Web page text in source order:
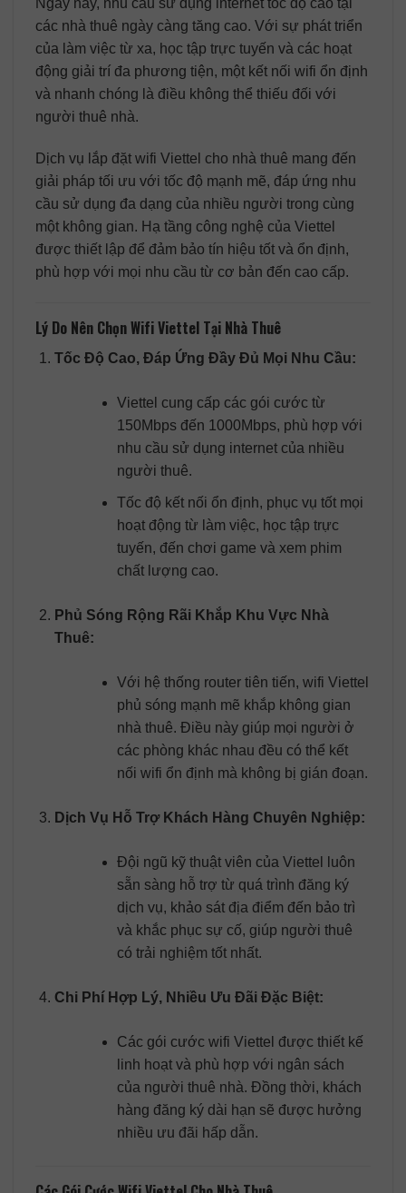
Ngày nay, nhu cầu sử dụng internet tốc độ cao tại
các nhà thuê ngày càng tăng cao. Với sự phát triển
của làm việc từ xa, học tập trực tuyến và các hoạt
động giải trí đa phương tiện, một kết nối wifi ổn định
và nhanh chóng là điều không thể thiếu đối với
người thuê nhà.
Dịch vụ lắp đặt wifi Viettel cho nhà thuê mang đến
giải pháp tối ưu với tốc độ mạnh mẽ, đáp ứng nhu
cầu sử dụng đa dạng của nhiều người trong cùng
một không gian. Hạ tầng công nghệ của Viettel
được thiết lập để đảm bảo tín hiệu tốt và ổn định,
phù hợp với mọi nhu cầu từ cơ bản đến cao cấp.
Lý Do Nên Chọn Wifi Viettel Tại Nhà Thuê
Tốc Độ Cao, Đáp Ứng Đầy Đủ Mọi Nhu Cầu:
Viettel cung cấp các gói cước từ
150Mbps đến 1000Mbps, phù hợp với
nhu cầu sử dụng internet của nhiều
người thuê.
Tốc độ kết nối ổn định, phục vụ tốt mọi
hoạt động từ làm việc, học tập trực
tuyến, đến chơi game và xem phim
chất lượng cao.
Phủ Sóng Rộng Rãi Khắp Khu Vực Nhà
Thuê:
Với hệ thống router tiên tiến, wifi Viettel
phủ sóng mạnh mẽ khắp không gian
nhà thuê. Điều này giúp mọi người ở
các phòng khác nhau đều có thể kết
nối wifi ổn định mà không bị gián đoạn.
Dịch Vụ Hỗ Trợ Khách Hàng Chuyên Nghiệp:
Đội ngũ kỹ thuật viên của Viettel luôn
sẵn sàng hỗ trợ từ quá trình đăng ký
dịch vụ, khảo sát địa điểm đến bảo trì
và khắc phục sự cố, giúp người thuê
có trải nghiệm tốt nhất.
Chi Phí Hợp Lý, Nhiều Ưu Đãi Đặc Biệt:
Các gói cước wifi Viettel được thiết kế
linh hoạt và phù hợp với ngân sách
của người thuê nhà. Đồng thời, khách
hàng đăng ký dài hạn sẽ được hưởng
nhiều ưu đãi hấp dẫn.